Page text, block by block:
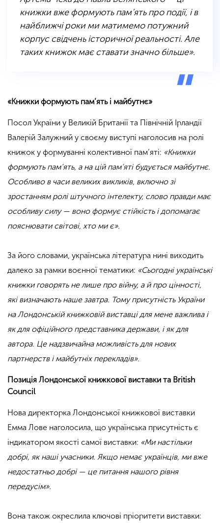
книжки вже формують пам’ять про події, і в
найближчі роки ми матимемо потужний
корпус свідчень історичної реальності. Але
таких книжок має ставати значно більше».
«Книжки формують пам’ять і майбутнє»
Посол України у Великій Британії та Північній Ірландії
Валерій Залужний у своєму виступі наголосив на ролі
книжок у формуванні колективної пам’яті: «Книжки
формують пам’ять, а на цій пам’яті будується майбутнє.
Особливо в часи великих викликів, включно зі
зростанням ролі штучного інтелекту, слово правди має
особливу силу — воно формує стійкість і допомагає
пояснювати світові, хто ми є».
За його словами, українська література нині виходить
далеко за рамки воєнної тематики: «Сьогодні українські
книжки говорять не лише про війну, а й про цінності,
які визначають наше завтра. Тому присутність України
на Лондонській книжковій виставці для мене важлива і
як для офіційного представника держави, і як для
автора. Це надзвичайна можливість для нових
партнерств і майбутніх перекладів».
Позиція Лондонської книжкової виставки та British
Council
Нова директорка Лондонської книжкової виставки
Емма Лове наголосила, що українська присутність є
індикатором якості самої виставки: «Ми настільки
добрі, як наші учасники. Якщо немає українців, ми вже
недостатньо добрі — це питання нашого рівня
передусім».
Вона також окреслила ключові пріоритети виставки: